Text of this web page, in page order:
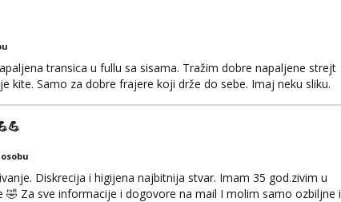
transica u fullu sa sisama. Tražim dobre napaljene strejt
kite. Samo za dobre frajere koji drže do sebe. Imaj neku sliku.
Diskrecija i higijena najbitnija stvar. Imam 35 god.zivim u
🤣 Za sve informacije i dogovore na mail I molim samo ozbiljne i